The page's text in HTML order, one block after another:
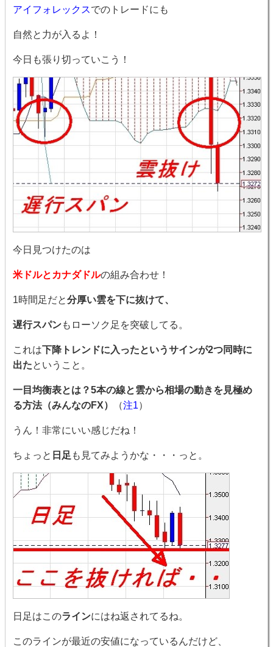
アイフォレックスでのトレードにも
自然と力が入るよ！
今日も張り切っていこう！
今日見つけたのは
米ドルとカナダドルの組み合わせ！
1時間足だと分厚い雲を下に抜けて、
遅行スパンもローソク足を突破してる。
これは下降トレンドに入ったというサインが2つ同時に
出たということ。
一目均衡表とは？5本の線と雲から相場の動きを見極め
る方法（みんなのFX）
（注1）
うん！非常にいい感じだね！
ちょっと 日足 も見てみようかな・・・っと。
日足はこのラインにはね返されてるね。
このラインが最近の安値になっているんだけど、